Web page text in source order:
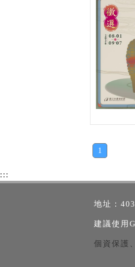
1
:::
地址：
建議使用
個資保護